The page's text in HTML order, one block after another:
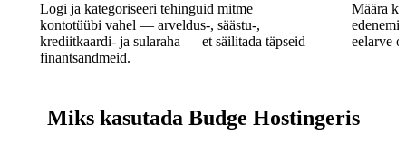
Logi ja kategoriseeri tehinguid mitme
kontotüübi vahel — arveldus-, säästu-,
krediitkaardi- ja sularaha — et säilitada täpseid
finantsandmeid.
Määra
eelarve
Miks kasutada Budge Hostingeris